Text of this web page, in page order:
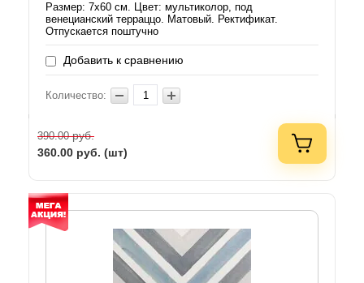
Размер: 7х60 см. Цвет: мультиколор, под
венецианский терраццо. Матовый. Ректификат.
Отпускается поштучно
Добавить к сравнению
Количество:
390.00руб.
360.00 руб. (шт)